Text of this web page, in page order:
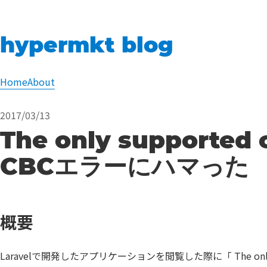
hypermkt blog
HomeAbout
2017/03/13
The only supported
CBCエラーにハマった
概要
Laravelで開発したアプリケーションを閲覧した際に「 The